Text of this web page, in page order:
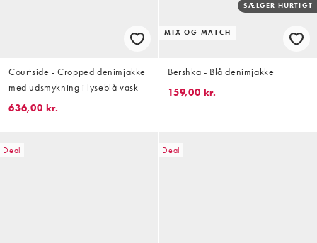
Courtside - Cropped denimjakke
med udsmykning i lyseblå vask
636,00 kr.
MIX OG MATCH
SÆLGER HURTIGT
Bershka - Blå denimjakke
159,00 kr.
Deal Deal